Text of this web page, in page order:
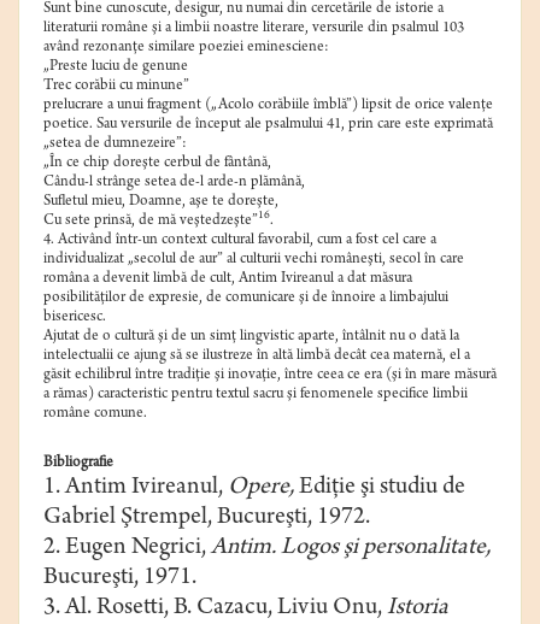
Sunt bine cunoscute, desigur, nu numai din cercetările de istorie a
literaturii române şi a limbii noastre literare, versurile din psalmul 103
având rezonanţe similare poeziei eminesciene:
„Preste luciu de genune
Trec corăbii cu minune”
prelucrare a unui fragment („Acolo corăbiile îmblă”) lipsit de orice valenţe
poetice. Sau versurile de început ale psalmului 41, prin care este exprimată
„setea de dumnezeire”:
„În ce chip doreşte cerbul de fântână,
Cându-l strânge setea de-l arde-n plămână,
Sufletul mieu, Doamne, aşe te doreşte,
Cu sete prinsă, de mă veştedzeşte” 16.
4. Activând într-un context cultural favorabil, cum a fost cel care a
individualizat „secolul de aur” al culturii vechi româneşti, secol în care
româna a devenit limbă de cult, Antim Ivireanul a dat măsura
posibilităţilor de expresie, de comunicare şi de înnoire a limbajului
bisericesc.
Ajutat de o cultură şi de un simţ lingvistic aparte, întâlnit nu o dată la
intelectualii ce ajung să se ilustreze în altă limbă decât cea maternă, el a
găsit echilibrul între tradiţie şi inovaţie, între ceea ce era (şi în mare măsură
a rămas) caracteristic pentru textul sacru şi fenomenele specifice limbii
române comune.
Bibliografie
1. Antim Ivireanul, Opere,Ediţie şi studiu de
Gabriel Ştrempel, Bucureşti, 1972.
2. Eugen Negrici,Antim. Logos şi personalitate,
Bucureşti, 1971.
3. Al. Rosetti, B. Cazacu, Liviu Onu,Istoria